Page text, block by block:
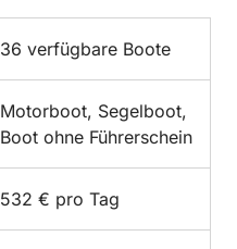
36 verfügbare Boote
Motorboot, Segelboot,
Boot ohne Führerschein
532 € pro Tag